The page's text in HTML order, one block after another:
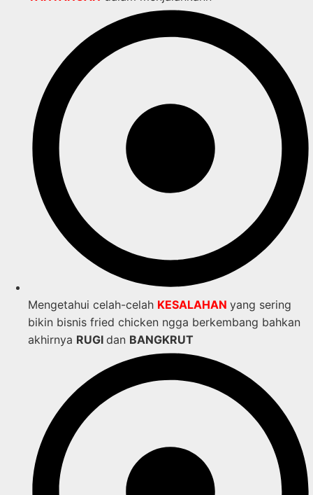
Mengetahui celah-celah KESALAHAN yang sering
bikin bisnis fried chicken ngga berkembang bahkan
akhirnya RUGI dan BANGKRUT